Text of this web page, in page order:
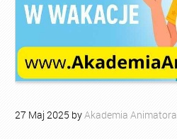
27 Maj 2025 byAkademia Animatora